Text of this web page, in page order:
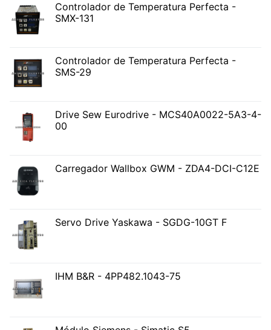
Controlador de Temperatura Perfecta -
SMX-131
Controlador de Temperatura Perfecta -
SMS-29
Drive Sew Eurodrive - MCS40A0022-5A3-4-
00
Carregador Wallbox GWM - ZDA4-DCI-C12E
Servo Drive Yaskawa - SGDG-10GT F
IHM B&R - 4PP482.1043-75